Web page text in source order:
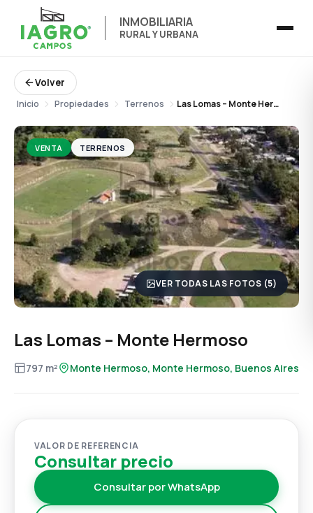
INMOBILIARIA
RURAL Y URBANA
Volver
Inicio Propiedades Terrenos Las Lomas – Monte Hermoso
VENTA TERRENOS
VER TODAS LAS FOTOS (5)
Las Lomas – Monte Hermoso
797 m² Monte Hermoso, Monte Hermoso, Buenos Aires
VALOR DE REFERENCIA
Consultar precio
Consultar por WhatsApp